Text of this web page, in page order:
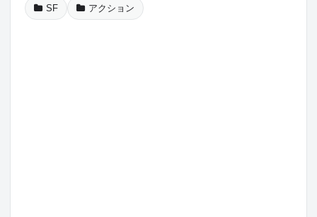
SF アクション